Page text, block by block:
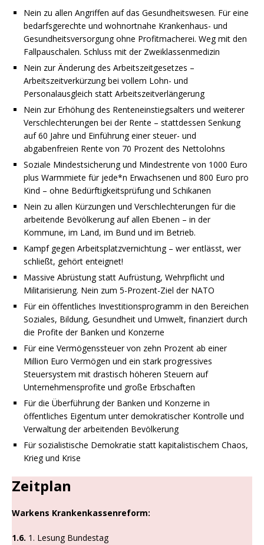
Nein zu allen Angriffen auf das Gesundheitswesen. Für eine
bedarfsgerechte und wohnortnahe Krankenhaus- und
Gesundheitsversorgung ohne Profitmacherei. Weg mit den
Fallpauschalen. Schluss mit der Zweiklassenmedizin
Nein zur Änderung des Arbeitszeitgesetzes –
Arbeitszeitverkürzung bei vollem Lohn- und
Personalausgleich statt Arbeitszeitverlängerung
Nein zur Erhöhung des Renteneinstiegsalters und weiterer
Verschlechterungen bei der Rente – stattdessen Senkung
auf 60 Jahre und Einführung einer steuer- und
abgabenfreien Rente von 70 Prozent des Nettolohns
Soziale Mindestsicherung und Mindestrente von 1000 Euro
plus Warmmiete für jede*n Erwachsenen und 800 Euro pro
Kind – ohne Bedürftigkeitsprüfung und Schikanen
Nein zu allen Kürzungen und Verschlechterungen für die
arbeitende Bevölkerung auf allen Ebenen – in der
Kommune, im Land, im Bund und im Betrieb.
Kampf gegen Arbeitsplatzvernichtung – wer entlässt, wer
schließt, gehört enteignet!
Massive Abrüstung statt Aufrüstung, Wehrpflicht und
Militarisierung. Nein zum 5-Prozent-Ziel der NATO
Für ein öffentliches Investitionsprogramm in den Bereichen
Soziales, Bildung, Gesundheit und Umwelt, finanziert durch
die Profite der Banken und Konzerne
Für eine Vermögenssteuer von zehn Prozent ab einer
Million Euro Vermögen und ein stark progressives
Steuersystem mit drastisch höheren Steuern auf
Unternehmensprofite und große Erbschaften
Für die Überführung der Banken und Konzerne in
öffentliches Eigentum unter demokratischer Kontrolle und
Verwaltung der arbeitenden Bevölkerung
Für sozialistische Demokratie statt kapitalistischem Chaos,
Krieg und Krise
Zeitplan
Warkens Krankenkassenreform:
1.6. 1. Lesung Bundestag